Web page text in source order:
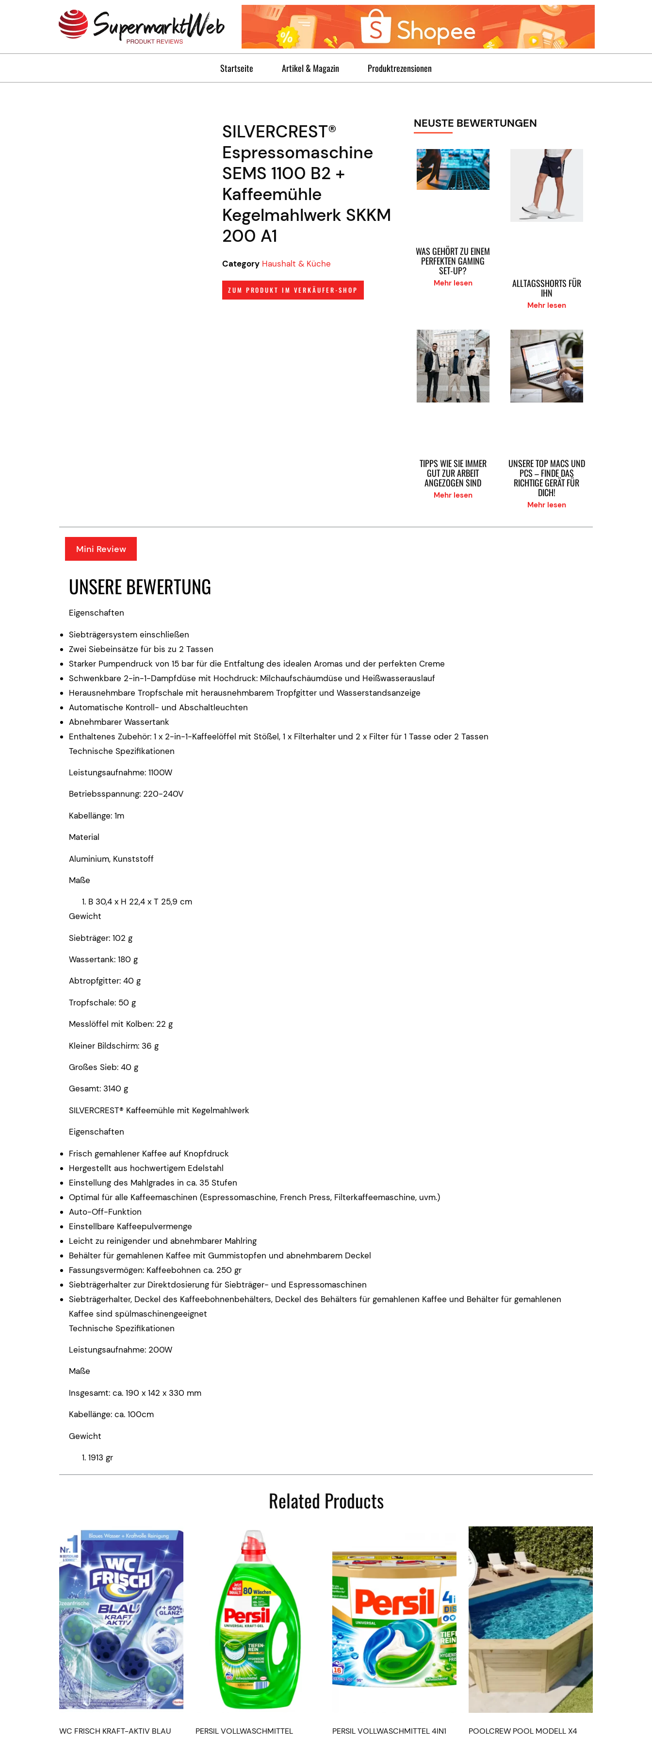
Startseite Artikel & Magazin Produktrezensionen
SILVERCREST®
Espressomaschine
SEMS 1100 B2 +
Kaffeemühle
Kegelmahlwerk SKKM
200 A1
Category Haushalt & Küche
ZUM PRODUKT IM VERKÄUFER-SHOP
NEUSTE BEWERTUNGEN
WAS GEHÖRT ZU EINEM
PERFEKTEN GAMING
SET-UP?
Mehr lesen ALLTAGSSHORTS FÜR
IHN
Mehr lesen
TIPPS WIE SIE IMMER
GUT ZUR ARBEIT
ANGEZOGEN SIND
Mehr lesen
UNSERE TOP MACS UND
PCS – FINDE DAS
RICHTIGE GERÄT FÜR
DICH!
Mehr lesen
Mini Review
UNSERE BEWERTUNG
Eigenschaften
Siebträgersystem einschließen
Zwei Siebeinsätze für bis zu 2 Tassen
Starker Pumpendruck von 15 bar für die Entfaltung des idealen Aromas und der perfekten Creme
Schwenkbare 2-in-1-Dampfdüse mit Hochdruck: Milchaufschäumdüse und Heißwasserauslauf
Herausnehmbare Tropfschale mit herausnehmbarem Tropfgitter und Wasserstandsanzeige
Automatische Kontroll- und Abschaltleuchten
Abnehmbarer Wassertank
Enthaltenes Zubehör: 1 x 2-in-1-Kaffeelöffel mit Stößel, 1 x Filterhalter und 2 x Filter für 1 Tasse oder 2 Tassen
Technische Spezifikationen
Leistungsaufnahme: 1100W
Betriebsspannung: 220-240V
Kabellänge: 1m
Material
Aluminium, Kunststoff
Maße
B 30,4 x H 22,4 x T 25,9 cm
Gewicht
Siebträger: 102 g
Wassertank: 180 g
Abtropfgitter: 40 g
Tropfschale: 50 g
Messlöffel mit Kolben: 22 g
Kleiner Bildschirm: 36 g
Großes Sieb: 40 g
Gesamt: 3140 g
SILVERCREST® Kaffeemühle mit Kegelmahlwerk
Eigenschaften
Frisch gemahlener Kaffee auf Knopfdruck
Hergestellt aus hochwertigem Edelstahl
Einstellung des Mahlgrades in ca. 35 Stufen
Optimal für alle Kaffeemaschinen (Espressomaschine, French Press, Filterkaffeemaschine, uvm.)
Auto-Off-Funktion
Einstellbare Kaffeepulvermenge
Leicht zu reinigender und abnehmbarer Mahlring
Behälter für gemahlenen Kaffee mit Gummistopfen und abnehmbarem Deckel
Fassungsvermögen: Kaffeebohnen ca. 250 gr
Siebträgerhalter zur Direktdosierung für Siebträger- und Espressomaschinen
Siebträgerhalter, Deckel des Kaffeebohnenbehälters, Deckel des Behälters für gemahlenen Kaffee und Behälter für gemahlenen
Kaffee sind spülmaschinengeeignet
Technische Spezifikationen
Leistungsaufnahme: 200W
Maße
Insgesamt: ca. 190 x 142 x 330 mm
Kabellänge: ca. 100cm
Gewicht
1913 gr
Related Products
WC FRISCH KRAFT-AKTIV BLAU
PERSIL VOLLWASCHMITTEL
PERSIL VOLLWASCHMITTEL 4IN1
POOLCREW POOL MODELL X4